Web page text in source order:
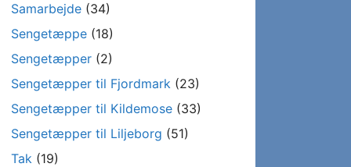
Samarbejde (34)
Sengetæppe (18)
Sengetæpper (2)
Sengetæpper til Fjordmark (23)
Sengetæpper til Kildemose (33)
Sengetæpper til Liljeborg (51)
Tak (19)